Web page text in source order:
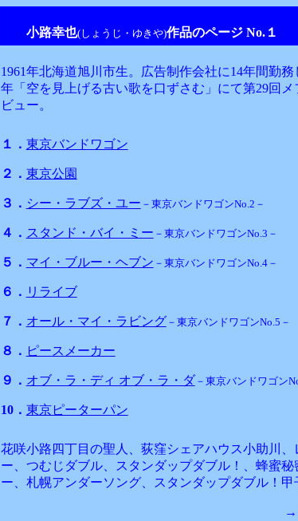
小路幸也(しょうじ・ゆきや)作品のページ No.１
1961年北海道旭川市生。広告制作会社に14年間勤
年「空を見上げる古い歌を口ずさむ」にて第29回
ビュー。
１． 東京バンドワゴン
２． 東京公園
３． シー・ラブズ・ユー －東京バンドワゴンNo.2－
４． スタンド・バイ・ミー －東京バンドワゴンNo.3－
５． マイ・ブルー・ヘブン －東京バンドワゴンNo.4－
６． リライブ
７． オール・マイ・ラビング －東京バンドワゴンNo.5－
８． ピースメーカー
９． オブ・ラ・ディ オブ・ラ・ダ －東京バンドワゴン
10． 東京ピーターパン
花咲小路四丁目の聖人、荻窪シェアハウス小助川
ー、つむじダブル、スタンダップダブル！、蜂蜜
ー、札幌アンダーソング、スタンダップダブル！甲